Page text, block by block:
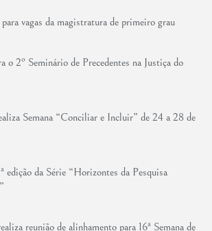
vagas da magistratura de primeiro grau
o 2º Seminário de Precedentes na Justiça do
Semana “Conciliar e Incluir” de 24 a 28 de
edição da Série “Horizontes da Pesquisa
reunião de alinhamento para 16ª Semana de